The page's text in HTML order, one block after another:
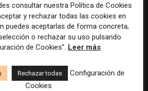
producir
Doce lecciones de Oxford
para las redacciones: menos
más método periodístico
consultar nuestra Política de Cookies
y rechazar todas las cookies en
puedes aceptarlas de forma concreta,
o rechazar su uso pulsando
de Cookies”. Leer más
Rechazar todas
Configuración de
Cookies